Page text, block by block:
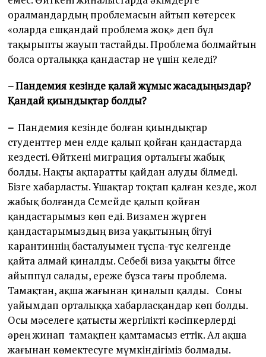
оралмандардың проблемасын айтып көтерсек
«оларда ешқандай проблема жоқ» деп бұл
тақырыпты жауып тастайды. Проблема болмайтын
болса орталыққа қандастар не үшін келеді?
– Пандемия кезінде қалай жұмыс жасадыңыздар?
Қандай қиындықтар болды?
– Пандемия кезінде болған қиындықтар
студенттер мен елде қалып қойған қандастарда
кездесті. Өйткені миграция орталығы жабық
болды. Нақты ақпаратты қайдан алуды білмеді.
Бізге хабарласты. Ұшақтар тоқтап қалған кезде, жол
жабық болғанда Семейде қалып қойған
қандастарымыз көп еді. Визамен жүрген
қандастарымыздың виза уақытының бітуі
карантиннің басталуымен тұспа-тұс келгенде
қайта алмай қиналды. Себебі виза уақыты бітсе
айыппұл салады, ереже бұзса тағы проблема.
Тамақтан, ақша жағынан қиналып қалды. Соны
уайымдап орталыққа хабарласқандар көп болды.
Осы мәселеге қатысты жергілікті кәсіпкерлерді
әрең жинап тамақпен қамтамасыз еттік. Ал ақша
жағынан көмектесуге мүмкіндігіміз болмады.